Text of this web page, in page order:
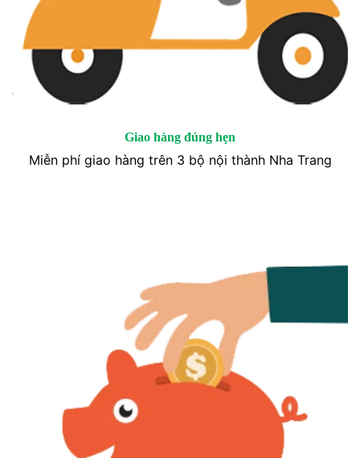
Giao hàng đúng hẹn
Miễn phí giao hàng trên 3 bộ nội thành Nha Trang